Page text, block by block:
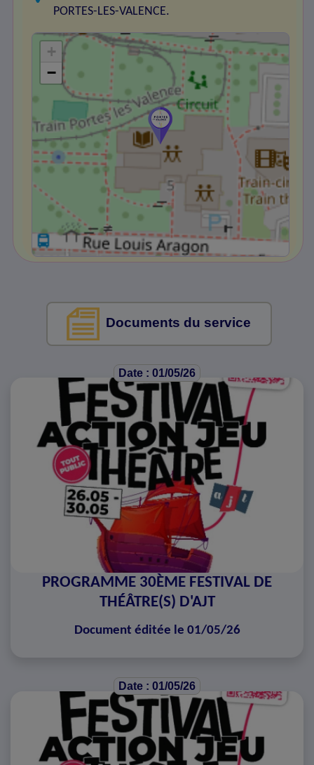
PORTES-LES-VALENCE.
+
−
Documents du service
Date : 01/05/26
PROGRAMME 30ÈME FESTIVAL DE
THÉÂTRE(S) D'AJT
Document éditée le 01/05/26
Date : 01/05/26